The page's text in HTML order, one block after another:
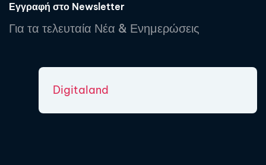
Εγγραφή στο Newsletter
Για τα τελευταία Νέα & Ενημερώσεις
Digitaland